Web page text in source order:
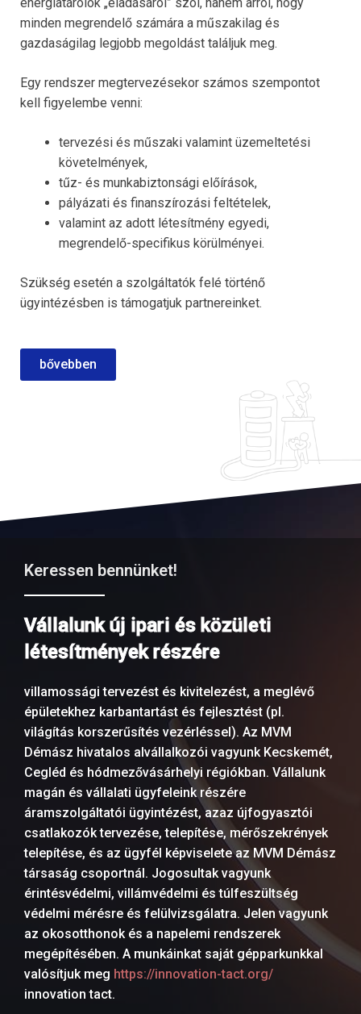
minden megrendelő számára a műszakilag és
gazdaságilag legjobb megoldást találjuk meg.
Egy rendszer megtervezésekor számos szempontot
kell figyelembe venni:
tervezési és műszaki valamint üzemeltetési
követelmények,
tűz- és munkabiztonsági előírások,
pályázati és finanszírozási feltételek,
valamint az adott létesítmény egyedi,
megrendelő-specifikus körülményei.
Szükség esetén a szolgáltatók felé történő
ügyintézésben is támogatjuk partnereinket.
bővebben
Keressen bennünket!
Vállalunk új ipari és közületi
létesítmények részére
villamossági tervezést és kivitelezést, a meglévő
épületekhez karbantartást és fejlesztést (pl.
világítás korszerűsítés vezérléssel). Az MVM
Démász hivatalos alvállalkozói vagyunk Kecskemét,
Cegléd és hódmezővásárhelyi régiókban. Vállalunk
magán és vállalati ügyfeleink részére
áramszolgáltatói ügyintézést, azaz újfogyasztói
csatlakozók tervezése, telepítése, mérőszekrények
telepítése, és az ügyfél képviselete az MVM Démász
társaság csoportnál. Jogosultak vagyunk
érintésvédelmi, villámvédelmi és túlfeszültség
védelmi mérésre és felülvizsgálatra. Jelen vagyunk
az okosotthonok és a napelemi rendszerek
megépítésében. A munkáinkat saját gépparkunkkal
valósítjuk meg https://innovation-tact.org/
innovation tact.